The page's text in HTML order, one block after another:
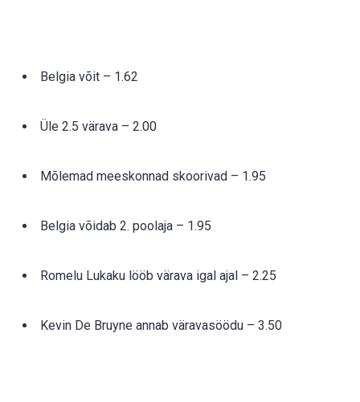
Belgia võit – 1.62
Üle 2.5 värava – 2.00
Mõlemad meeskonnad skoorivad – 1.95
Belgia võidab 2. poolaja – 1.95
Romelu Lukaku lööb värava igal ajal – 2.25
Kevin De Bruyne annab väravasöödu – 3.50